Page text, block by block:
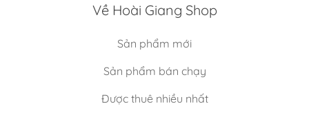
Về Hoài Giang Shop
Sản phẩm mới
Sản phẩm bán chạy
Được thuê nhiều nhất